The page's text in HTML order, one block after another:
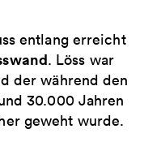
entlang erreicht
. Löss war
der während den
30.000 Jahren
geweht wurde.